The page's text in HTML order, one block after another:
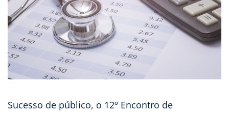
Sucesso de público, o 12º Encontro de